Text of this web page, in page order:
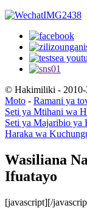
© Hakimiliki - 2010-
Moto - Ramani ya
Seti ya Mtihani wa
Seti ya Majaribio ya
Haraka wa
Wasiliana
Ifuatayo
[javascript][/